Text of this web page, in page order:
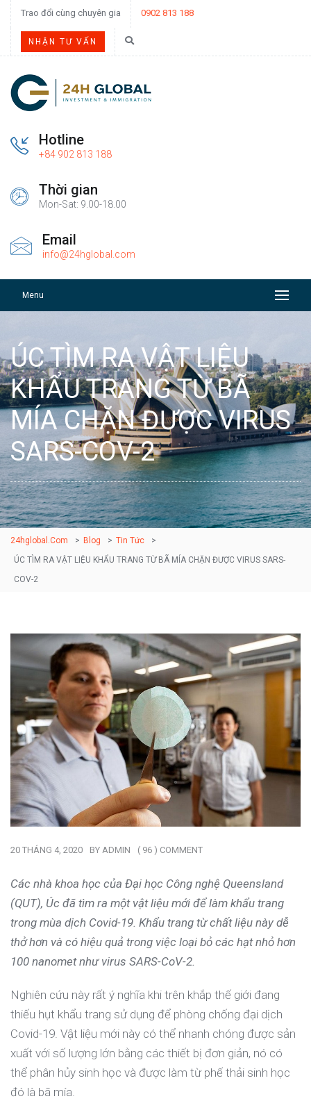
Trao đổi cùng chuyên gia 0902 813 188
NHẬN TƯ VẤN
Hotline
+84 902 813 188
Thời gian
Mon-Sat: 9.00-18.00
Email
info@24hglobal.com
Menu
ÚC TÌM RA VẬT LIỆU
KHẨU TRANG TỪ BÃ
MÍA CHẶN ĐƯỢC VIRUS
SARS-COV-2
24hglobal.com > Blog > Tin Tức
>
ÚC TÌM RA VẬT LIỆU KHẨU TRANG TỪ BÃ MÍA CHẶN ĐƯỢC VIRUS SARS-
COV-2
20 THÁNG 4, 2020 BY ADMIN ( 96 ) COMMENT
Các nhà khoa học của Đại học Công nghệ Queensland
(QUT), Úc đã tìm ra một vật liệu mới để làm khẩu trang
trong mùa dịch Covid-19. Khẩu trang từ chất liệu này dễ
thở hơn và có hiệu quả trong việc loại bỏ các hạt nhỏ hơn
100 nanomet như virus SARS-CoV-2.
Nghiên cứu này rất ý nghĩa khi trên khắp thế giới đang
thiếu hụt khẩu trang sử dụng để phòng chống đại dịch
Covid-19. Vật liệu mới này có thể nhanh chóng được sản
xuất với số lượng lớn bằng các thiết bị đơn giản, nó có
thể phân hủy sinh học và được làm từ phế thải sinh học
đó là bã mía.